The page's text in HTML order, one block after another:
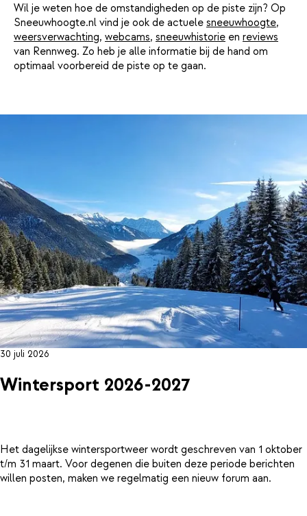
Wil je weten hoe de omstandigheden op de piste zijn? Op
Sneeuwhoogte.nl vind je ook de actuele sneeuwhoogte,
weersverwachting, webcams, sneeuwhistorie en reviews
van Rennweg. Zo heb je alle informatie bij de hand om
optimaal voorbereid de piste op te gaan.
30 juli 2026
Wintersport 2026-2027
Het dagelijkse wintersportweer wordt geschreven van 1 oktober
t/m 31 maart. Voor degenen die buiten deze periode berichten
willen posten, maken we regelmatig een nieuw forum aan.